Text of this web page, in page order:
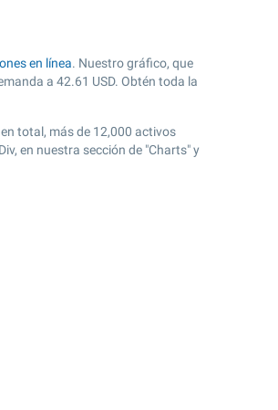
en línea. Nuestro gráfico, que
a 42.61 USD. Obtén toda la
total, más de 12,000 activos
en nuestra sección de "Charts" y